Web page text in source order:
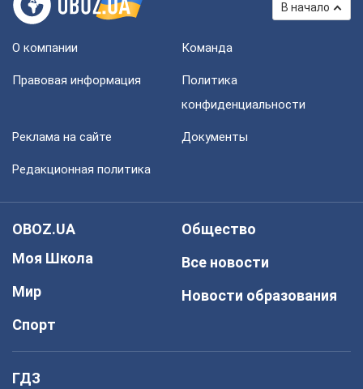
В начало
О компании Команда
Правовая информация
Политика
конфиденциальности
Реклама на сайте Документы
Редакционная политика
OBOZ.UA
Моя Школа
Мир
Спорт
Общество
Все новости
Новости образования
ГДЗ